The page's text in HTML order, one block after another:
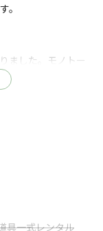
。
ました。モノトー
屋、少しずつ異な
具一式レンタル